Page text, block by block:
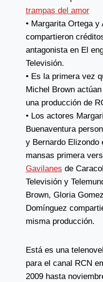
trampas del amor
• Margarita Ortega
compartieron
antagonista en El
Televisión.
• Es la primera vez
Michel Brown
una producción de
• Los actores
Buenaventura
y Bernardo Elizondo
mansas primera
Gavilanes de
Televisión y
Brown, Gloria
Domínguez
misma producción.
Está es una
para el canal RCN
2009 hasta